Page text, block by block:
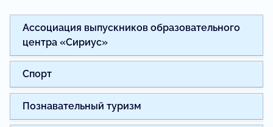
Ассоциация выпускников образовательного
центра «Сириус»
Спорт
Познавательный туризм